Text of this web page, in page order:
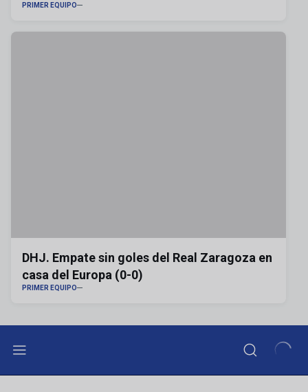
PRIMER EQUIPO
DHJ. Empate sin goles del Real Zaragoza en
casa del Europa (0-0)
PRIMER EQUIPO